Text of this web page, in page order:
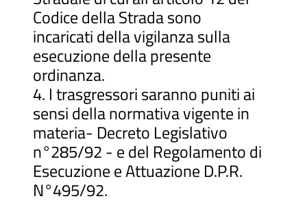
Codice della Strada sono
incaricati della vigilanza sulla
esecuzione della presente
ordinanza.
4. I trasgressori saranno puniti ai
sensi della normativa vigente in
materia- Decreto Legislativo
n°285/92 - e del Regolamento di
Esecuzione e Attuazione D.P.R.
N°495/92.